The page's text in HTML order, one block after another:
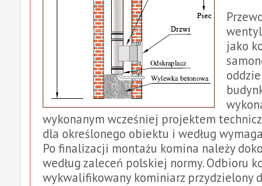
jako
wykonanym wcześniej projektem
dla określonego obiektu i według
Po finalizacji montażu komina należy
według zaleceń polskiej normy. Odbioru
wykwalifikowany kominiarz przydzielony